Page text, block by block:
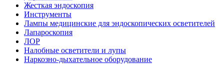
Жесткая эндоскопия
Инструменты
Лампы медицинские для эндоскопических осветителей
Лапароскопия
ЛОР
Налобные осветители и лупы
Наркозно-дыхательное оборудование